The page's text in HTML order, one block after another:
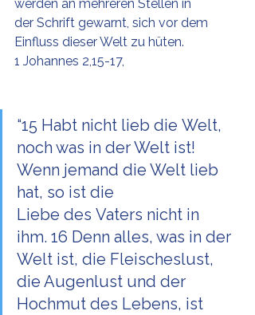
werden an mehreren Stellen in
der Schrift gewarnt, sich vor dem
Einfluss dieser Welt zu hüten.
1 Johannes 2,15-17,
“15 Habt nicht lieb die Welt,
noch was in der Welt ist!
Wenn jemand die Welt lieb
hat, so ist die
Liebe des Vaters nicht in
ihm. 16 Denn alles, was in der
Welt ist, die Fleischeslust,
die Augenlust und der
Hochmut des Lebens, ist